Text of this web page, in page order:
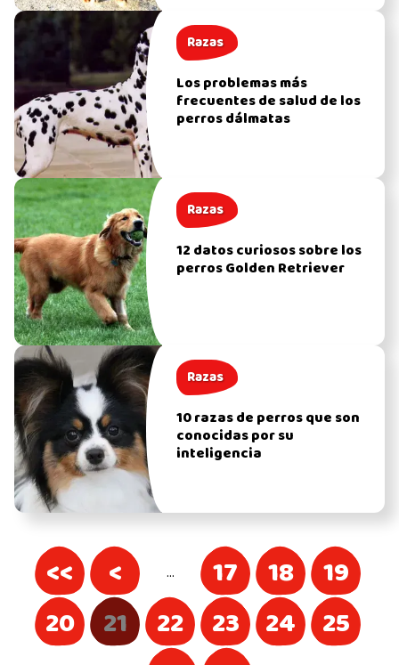
Razas
Los problemas más
frecuentes de salud de los
perros dálmatas
Razas
12 datos curiosos sobre los
perros Golden Retriever
Razas
10 razas de perros que son
conocidas por su
inteligencia
<< < … 17 18
19
20
21 22 23 24
25